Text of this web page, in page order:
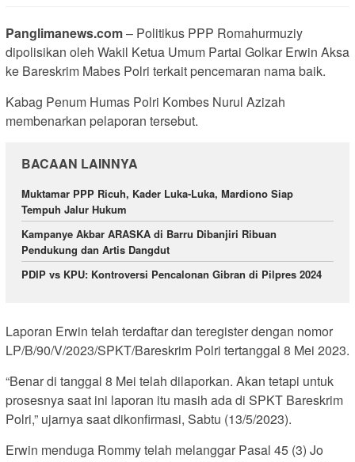
Panglimanews.com– Politikus PPP Romahurmuziy
dipolisikan oleh Wakil Ketua Umum Partai Golkar Erwin Aksa
ke Bareskrim Mabes Polri terkait pencemaran nama baik.
Kabag Penum Humas Polri Kombes Nurul Azizah
membenarkan pelaporan tersebut.
BACAAN LAINNYA
Muktamar PPP Ricuh, Kader Luka-Luka, Mardiono Siap
Tempuh Jalur Hukum
Kampanye Akbar ARASKA di Barru Dibanjiri Ribuan
Pendukung dan Artis Dangdut
PDIP vs KPU: Kontroversi Pencalonan Gibran di Pilpres 2024
Laporan Erwin telah terdaftar dan teregister dengan nomor
LP/B/90/V/2023/SPKT/Bareskrim Polri tertanggal 8 Mei 2023.
“Benar di tanggal 8 Mei telah dilaporkan. Akan tetapi untuk
prosesnya saat ini laporan itu masih ada di SPKT Bareskrim
Polri,” ujarnya saat dikonfirmasi, Sabtu (13/5/2023).
Erwin menduga Rommy telah melanggar Pasal 45 (3) Jo